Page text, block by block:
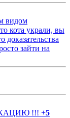
видом
кота украли, вы
зайти на
!!! +5